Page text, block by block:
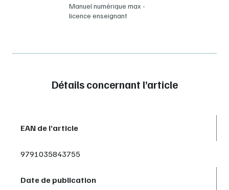
Manuel numérique max -
licence enseignant
Détails concernant l’article
EAN de l’article
9791035843755
Date de publication